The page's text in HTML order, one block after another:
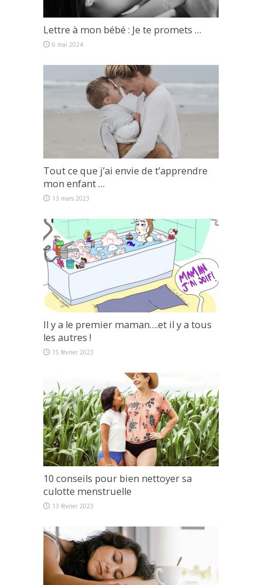
Lettre à mon bébé : Je te promets …
6 mai 2024
Tout ce que j’ai envie de t’apprendre
mon enfant …
13 mars 2023
Il y a le premier maman….et il y a tous
les autres !
15 février 2023
10 conseils pour bien nettoyer sa
culotte menstruelle
13 février 2023